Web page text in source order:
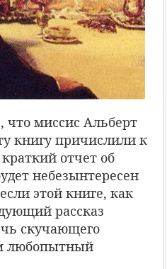
что миссис Альберт
книгу причислили к
отчет об
небезынтересен
этой книге, как
рассказ
скучающего
любопытный